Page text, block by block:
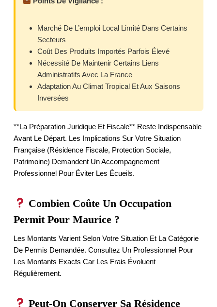
Marché De L’emploi Local Limité Dans Certains
Secteurs
Coût Des Produits Importés Parfois Élevé
Nécessité De Maintenir Certains Liens
Administratifs Avec La France
Adaptation Au Climat Tropical Et Aux Saisons
Inversées
**La Préparation Juridique Et Fiscale** Reste Indispensable
Avant Le Départ. Les Implications Sur Votre Situation
Française (résidence Fiscale, Protection Sociale,
Patrimoine) Demandent Un Accompagnement
Professionnel Pour Éviter Les Écueils.
Combien Coûte Un Occupation
Permit Pour Maurice ?
Les Montants Varient Selon Votre Situation Et La Catégorie
De Permis Demandée. Consultez Un Professionnel Pour
Les Montants Exacts Car Les Frais Évoluent
Régulièrement.
Peut-On Conserver Sa Résidence